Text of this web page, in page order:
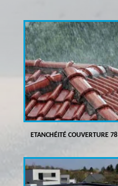
ETANCHÉITÉ COUVERTURE 78